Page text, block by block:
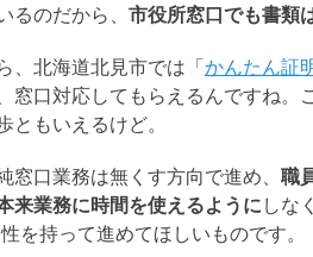
のだから、 市役所窓口でも書類
、北海道北見市では「かんたん証
口対応してもらえるんですね。
もいえるけど。
口業務は無くす方向で進め、 職
来業務に時間を使えるようにしな
を持って進めてほしいものです。